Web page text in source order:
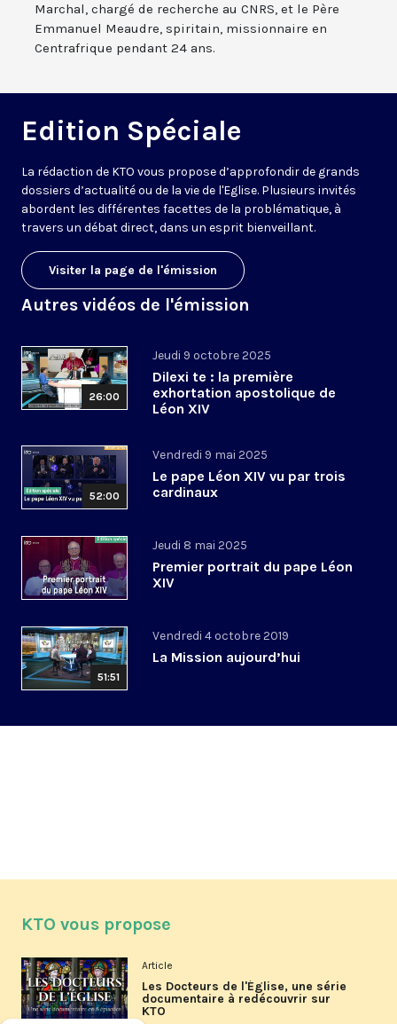
Marchal, chargé de recherche au CNRS, et le Père
Emmanuel Meaudre, spiritain, missionnaire en
Centrafrique pendant 24 ans.
Edition Spéciale
La rédaction de KTO vous propose d’approfondir de grands
dossiers d’actualité ou de la vie de l'Eglise. Plusieurs invités
abordent les différentes facettes de la problématique, à
travers un débat direct, dans un esprit bienveillant.
Visiter la page de l'émission
Autres vidéos de l'émission
26:00
Jeudi 9 octobre 2025
Dilexi te : la première
exhortation apostolique de
Léon XIV
52:00
Vendredi 9 mai 2025
Le pape Léon XIV vu par trois
cardinaux
Jeudi 8 mai 2025
Premier portrait du pape Léon
XIV
51:51
Vendredi 4 octobre 2019
La Mission aujourd’hui
KTO vous propose
Article
Les Docteurs de l'Église, une série
documentaire à redécouvrir sur
KTO